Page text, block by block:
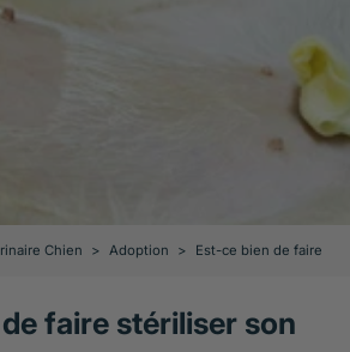
Chien > Adoption > Est-ce bien de faire
faire stériliser son